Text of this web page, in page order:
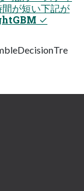
が短い下記が
✓